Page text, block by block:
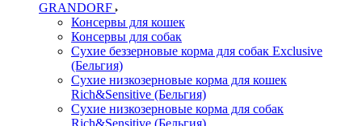
GRANDORF
Консервы для кошек
Консервы для собак
Сухие беззерновые корма для собак Exclusive
(Бельгия)
Сухие низкозерновые корма для кошек
Rich&Sensitive (Бельгия)
Сухие низкозерновые корма для собак
Rich&Sensitive (Бельгия)